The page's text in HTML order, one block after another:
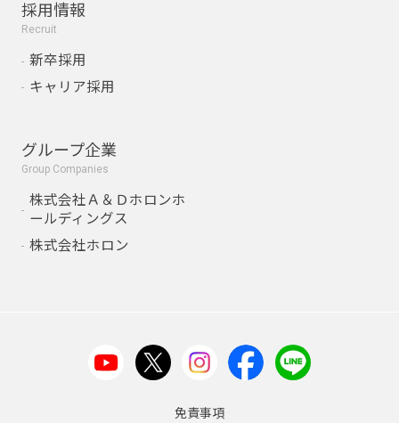
採用情報
Recruit
新卒採用
キャリア採用
グループ企業
Group Companies
株式会社Ａ＆Ｄホロンホ
ールディングス
株式会社ホロン
免責事項